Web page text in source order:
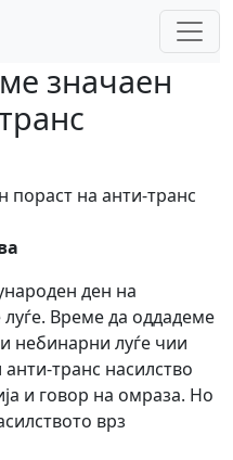
значаен
ден на
Време да оддадеме
небинарни луѓе чии
транс насилство
и говор на омраза. Но
врз